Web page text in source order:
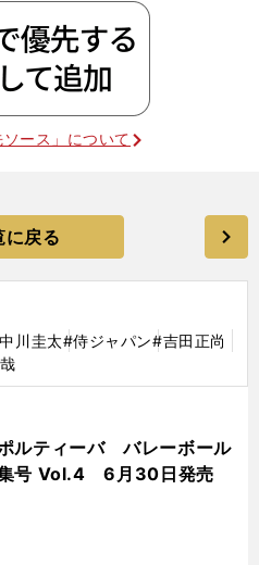
ース」について
に戻る
川圭太#侍ジャパン#吉田正尚
ルティーバ バレーボール
号 Vol.4 6月30日発売